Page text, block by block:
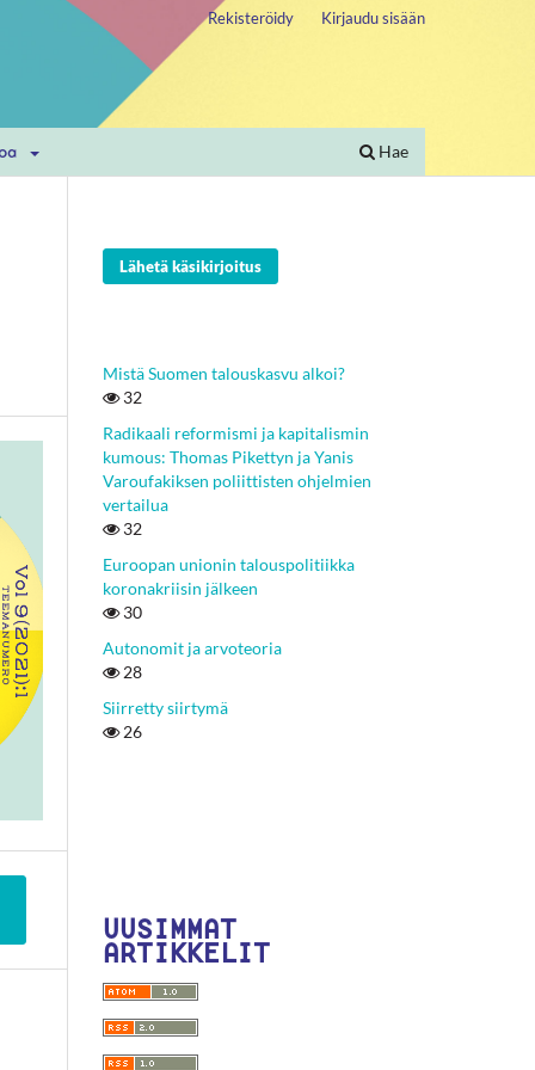
Hae
Rekisteröidy Kirjaudu sisään
Lähetä käsikirjoitus
Mistä Suomen talouskasvu alkoi?
32
Radikaali reformismi ja kapitalismin
kumous: Thomas Pikettyn ja Yanis
Varoufakiksen poliittisten ohjelmien
vertailua
32
Euroopan unionin talouspolitiikka
koronakriisin jälkeen
30
Autonomit ja arvoteoria
28
Siirretty siirtymä
26
UUSIMMAT
ARTIKKELIT